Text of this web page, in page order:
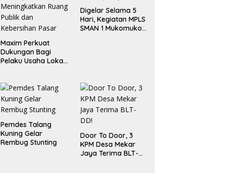
Maxim Perkuat
Dukungan Bagi
Pelaku Usaha Lokal
Ruang Publik dan
Kebersihan Pasar
Digelar Selama 5
Hari, Kegiatan MPLS
SMAN 1 Mukomuko
Pemdes Talang
Kuning Gelar
Rembug Stunting
Door To Door, 3
KPM Desa Mekar
Jaya Terima BLT-